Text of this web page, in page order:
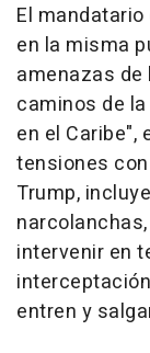
El
en la misma
amenazas de
caminos de
en el Caribe",
tensiones
Trump,
intervenir en
entren y